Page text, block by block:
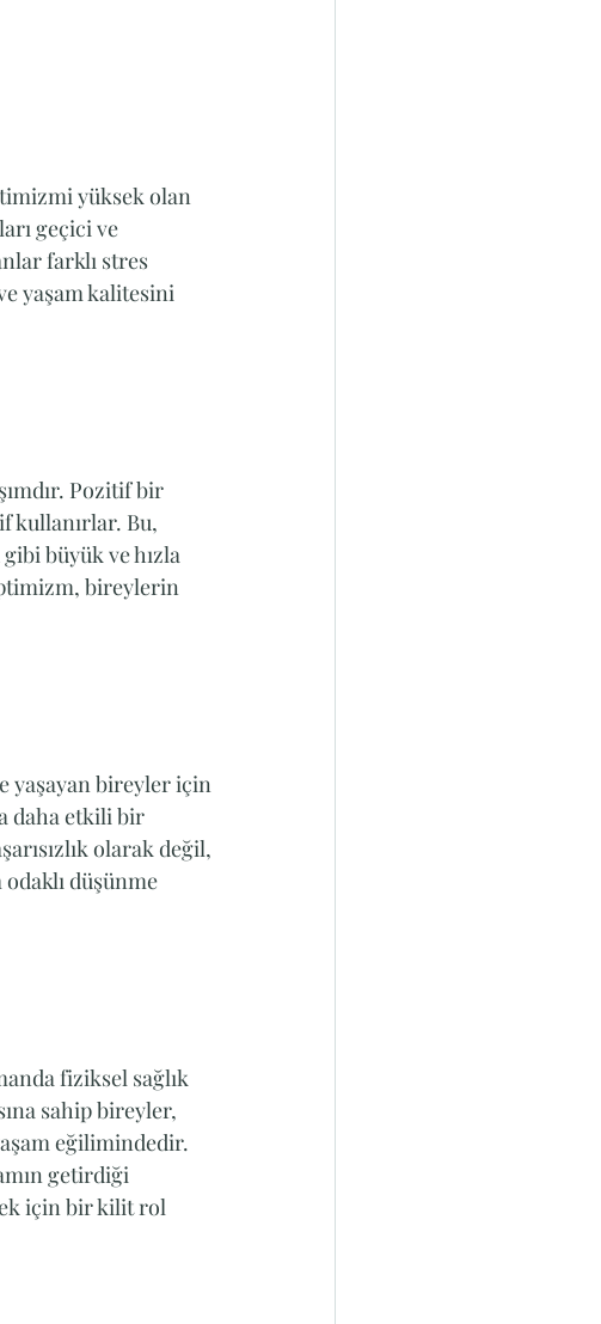
yüksek olan
geçici ve
farklı stres
yaşam kalitesini
Pozitif bir
kullanırlar. Bu,
büyük ve hızla
bireylerin
yaşayan bireyler için
daha etkili bir
olarak değil,
düşünme
fiziksel sağlık
sahip bireyler,
eğilimindedir.
getirdiği
için bir kilit rol